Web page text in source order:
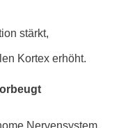
stärkt,
Kortex erhöht.
Nervensystem.